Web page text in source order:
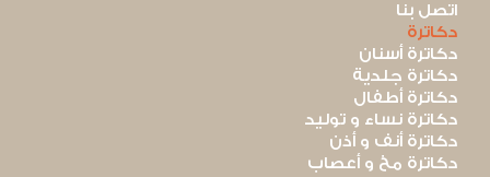
اتصل بنا
دكاترة
دكاترة أسنان
دكاترة جلدية
دكاترة أطفال
دكاترة نساء و توليد
دكاترة أنف و أذن
دكاترة مخ و أعصاب